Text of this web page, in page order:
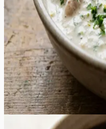
ja aromaatse
lõhnaga juba esimestest
on ideaalne valik
kergemat ja tervislikumat
äädikapõhistele
kaunilt kuldpruun ja seest
suurepäraselt
grillitud köögiviljadega igal
30min
4tk
5.0Hinnang:(3